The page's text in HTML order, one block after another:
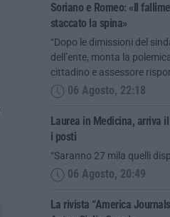
Soriano e Romeo: «Il
staccato la spina»
“Dopo le dimissioni del
dell’ente, monta la
cittadino e assessore
06 Agosto, 22:18
Laurea in Medicina, arriva
i posti
“Saranno 27 mila quelli
06 Agosto, 20:49
La rivista “America